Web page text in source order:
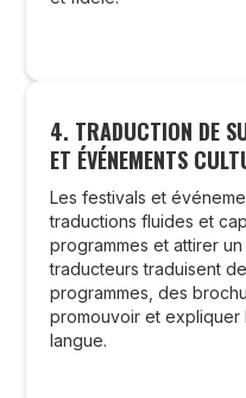
4. TRADUCTION DE
ET ÉVÉNEMENTS
Les festivals et
traductions fluides et
programmes et attirer
traducteurs traduisent
programmes, des
promouvoir et expliquer
langue.